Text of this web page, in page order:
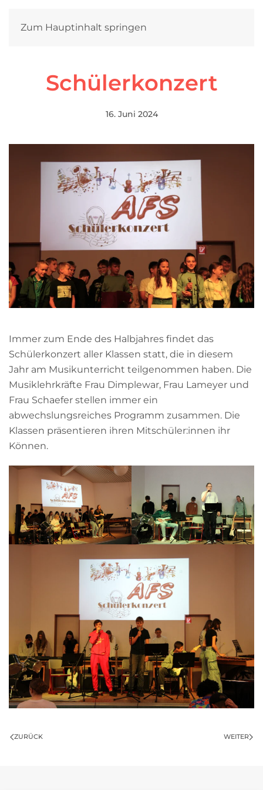
Zum Hauptinhalt springen
Schülerkonzert
16. Juni 2024
Immer zum Ende des Halbjahres findet das
Schülerkonzert aller Klassen statt, die in diesem
Jahr am Musikunterricht teilgenommen haben. Die
Musiklehrkräfte Frau Dimplewar, Frau Lameyer und
Frau Schaefer stellen immer ein
abwechslungsreiches Programm zusammen. Die
Klassen präsentieren ihren Mitschüler:innen ihr
Können.
ZURÜCK WEITER